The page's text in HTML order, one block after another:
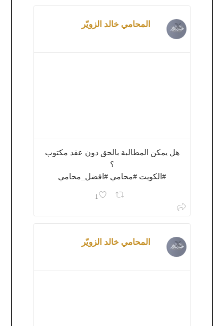
المحامي خالد الزويّر
هل يمكن المطالبة بالحق دون عقد مكتوب
؟
#الكويت #محامي #افضل_محامي
1
المحامي خالد الزويّر